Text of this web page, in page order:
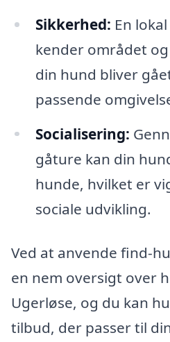
Sikkerhed: En
kender området
din hund bliver
passende
Socialisering:
gåture kan din
hunde, hvilket er
sociale udvikling.
Ved at anvende find-
en nem oversigt over
Ugerløse, og du kan
tilbud, der passer til